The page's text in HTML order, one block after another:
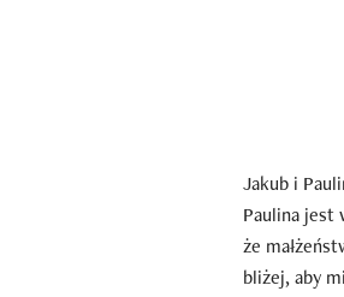
Jakub i
Paulina jest
że
bliżej, aby